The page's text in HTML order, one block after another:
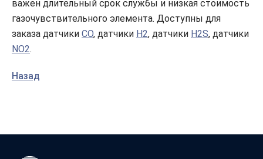
важен длительный срок службы и низкая стоимость
газочувствительного элемента. Доступны для
заказа датчики CO, датчики H2, датчики H2S, датчики
NO2.
Назад